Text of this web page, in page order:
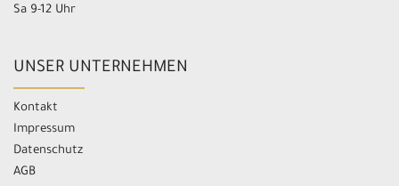
Sa 9-12 Uhr
UNSER UNTERNEHMEN
Kontakt
Impressum
Datenschutz
AGB